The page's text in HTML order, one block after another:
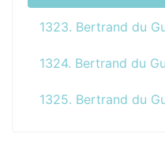
1323. Bertrand du
1324. Bertrand du
1325. Bertrand du